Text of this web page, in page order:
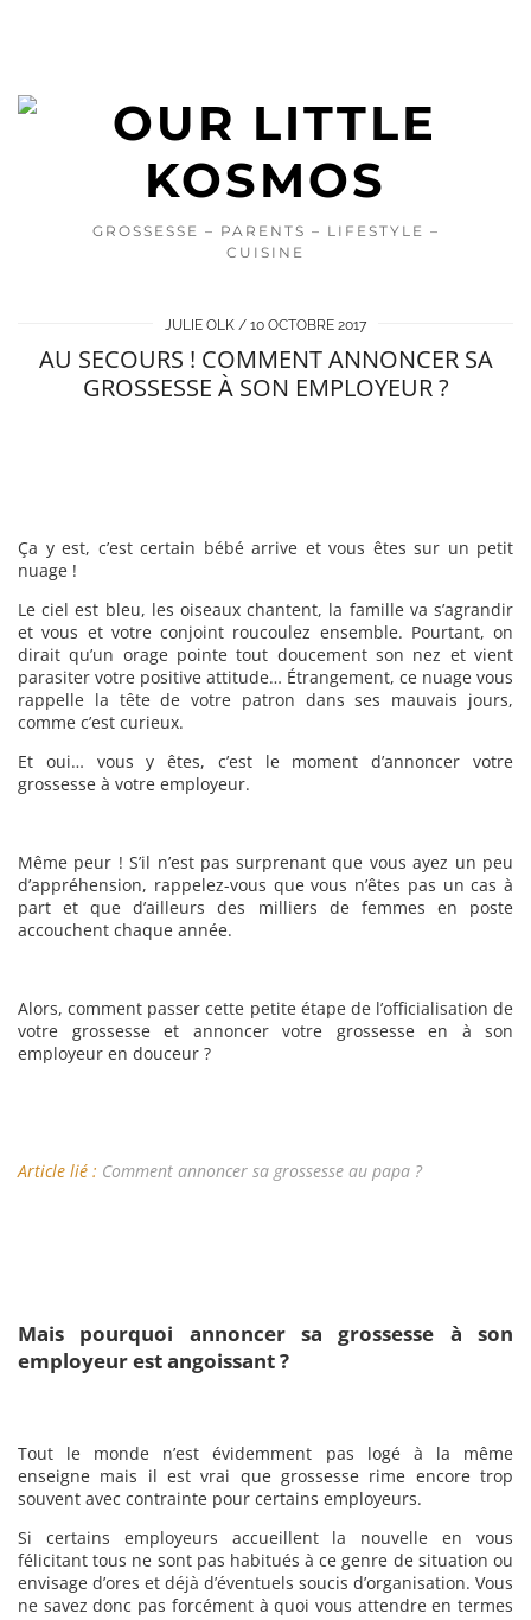
GROSSESSE – PARENTS – LIFESTYLE –
CUISINE
JULIE OLK 10 OCTOBRE 2017
AU SECOURS ! COMMENT ANNONCER SA
GROSSESSE À SON EMPLOYEUR ?
Ça y est, c’est certain bébé arrive et vous êtes sur un petit
nuage !
Le ciel est bleu, les oiseaux chantent, la famille va s’agrandir
et vous et votre conjoint roucoulez ensemble. Pourtant, on
dirait qu’un orage pointe tout doucement son nez et vient
parasiter votre positive attitude… Étrangement, ce nuage vous
rappelle la tête de votre patron dans ses mauvais jours,
comme c’est curieux.
Et oui… vous y êtes, c’est le moment d’annoncer votre
grossesse à votre employeur.
Même peur ! S’il n’est pas surprenant que vous ayez un peu
d’appréhension, rappelez-vous que vous n’êtes pas un cas à
part et que d’ailleurs des milliers de femmes en poste
accouchent chaque année.
Alors, comment passer cette petite étape de l’officialisation de
votre grossesse et annoncer votre grossesse en à son
employeur en douceur ?
Article lié : Comment annoncer sa grossesse au papa ?
Mais pourquoi annoncer sa grossesse à son
employeur est angoissant ?
Tout le monde n’est évidemment pas logé à la même
enseigne mais il est vrai que grossesse rime encore trop
souvent avec contrainte pour certains employeurs.
Si certains employeurs accueillent la nouvelle en vous
félicitant tous ne sont pas habitués à ce genre de situation ou
envisage d’ores et déjà d’éventuels soucis d’organisation. Vous
ne savez donc pas forcément à quoi vous attendre en termes